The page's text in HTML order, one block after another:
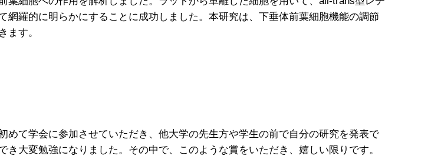
網羅的に明らかにすることに成功しました。本研究は、下垂体前葉細胞機能の調節
ます。
て学会に参加させていただき、他大学の先生方や学生の前で自分の研究を発表で
大変勉強になりました。その中で、このような賞をいただき、嬉しい限りです。